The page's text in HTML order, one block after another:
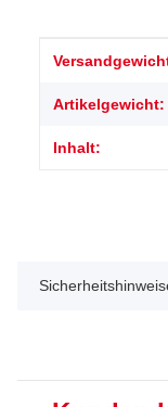
Wert
Artikelgewicht:
Inhalt: